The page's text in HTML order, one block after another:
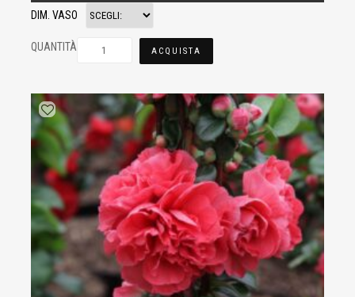
DIM. VASO
QUANTITÀ ACQUISTA